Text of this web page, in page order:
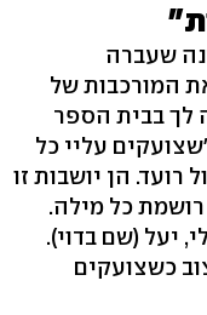
שעברה
המורכבות של
לך בבית הספר
עליי כל
הן יושבות זו
כל מילה.
יעל (שם בדוי).
כשצועקים